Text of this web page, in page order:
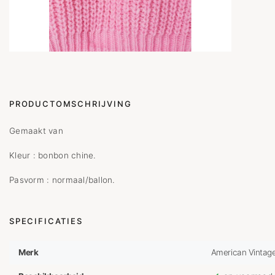
PRODUCTOMSCHRIJVING
Gemaakt van
Kleur : bonbon chine.
Pasvorm : normaal/ballon.
SPECIFICATIES
Merk American